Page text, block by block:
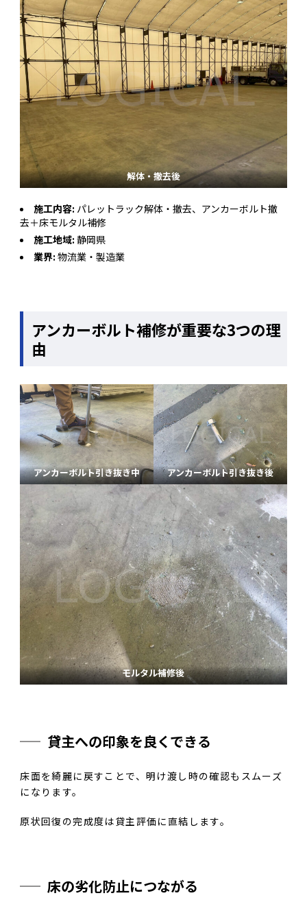
解体・撤去後
施工内容: パレットラック解体・撤去、アンカーボルト撤
去＋床モルタル補修
施工地域: 静岡県
業界: 物流業・製造業
アンカーボルト補修が重要な3つの理
由
アンカーボルト引き抜き中 アンカーボルト引き抜き後
モルタル補修後
貸主への印象を良くできる
床面を綺麗に戻すことで、明け渡し時の確認もスムーズ
になります。
原状回復の完成度は貸主評価に直結します。
床の劣化防止につながる